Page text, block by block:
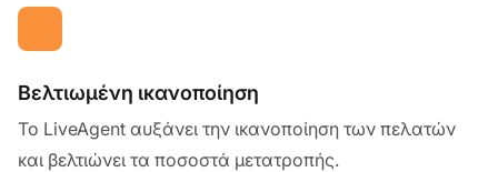
Βελτιωμένη ικανοποίηση
Το LiveAgent αυξάνει την ικανοποίηση των πελατών
και βελτιώνει τα ποσοστά μετατροπής.